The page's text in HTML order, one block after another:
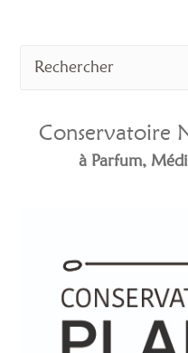
Conservatoire
à Parfum,